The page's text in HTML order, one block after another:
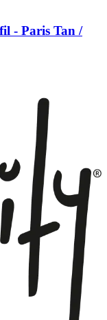
- Paris Tan /